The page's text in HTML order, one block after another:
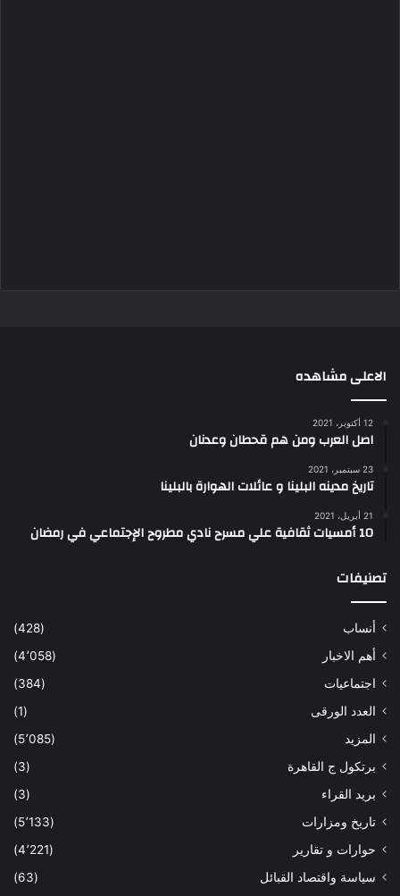
الاعلى مشاهده
12 أكتوبر، 2021
اصل العرب ومن هم قحطان وعدنان
23 سبتمبر، 2021
تاريخ مدينه البلينا و عائلات الهوارة بالبلينا
21 أبريل، 2021
10 أمسيات ثقافية علي مسرح نادي مطروح الإجتماعي في رمضان
تصنيفات
أنساب
(428)
أهم الاخبار
(4٬058)
اجتماعيات
(384)
العدد الورقى
(1)
المزيد
(5٬085)
برتكول ج القاهرة
(3)
بريد القراء
(3)
تاريخ ومزارات
(5٬133)
حوارات و تقارير
(4٬221)
سياسة واقتصاد القبائل
(63)